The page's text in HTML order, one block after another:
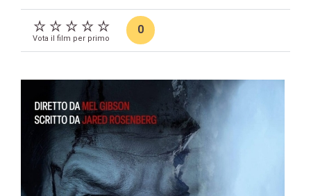
Vota il film per primo
0